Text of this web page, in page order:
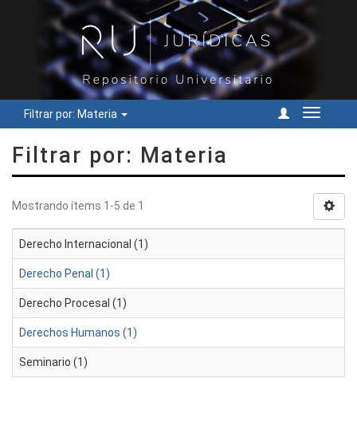
Filtrar por: Materia
Cambiar
Filtrar por: Materia
Mostrando ítems 1-5 de 1
Derecho Internacional (1)
Derecho Penal (1)
Derecho Procesal (1)
Derechos Humanos (1)
Seminario (1)